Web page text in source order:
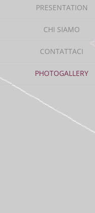
PRESENTATION
CHI SIAMO
CONTATTACI
PHOTOGALLERY